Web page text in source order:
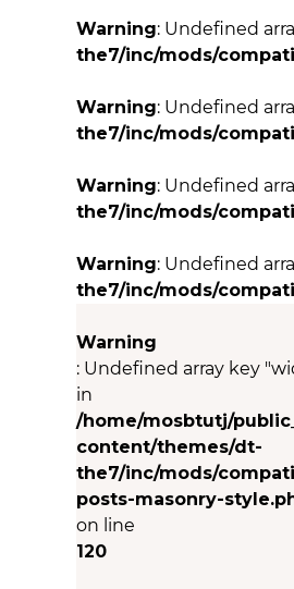
Warning: Undefined
the7/inc/mods/
Warning: Undefined
the7/inc/mods/
Warning: Undefined
the7/inc/mods/
Warning: Undefined
the7/inc/mods/
Warning
: Undefined array key
in
/home/mosbtutj/
content/themes/dt-
the7/inc/mods/
posts-masonry-
on line
120